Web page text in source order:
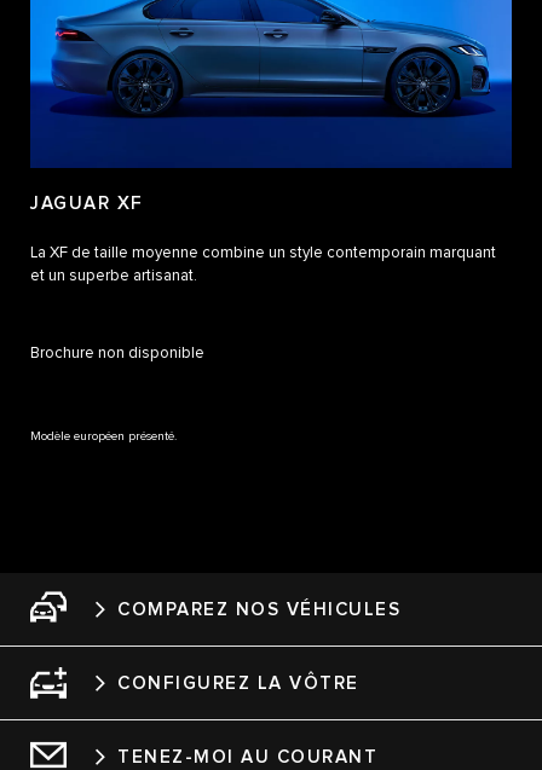
JAGUAR XF
La XF de taille moyenne combine un style contemporain marquant
et un superbe artisanat.
Brochure non disponible
Modèle européen présenté.
COMPAREZ NOS VÉHICULES
CONFIGUREZ LA VÔTRE
TENEZ-MOI AU COURANT